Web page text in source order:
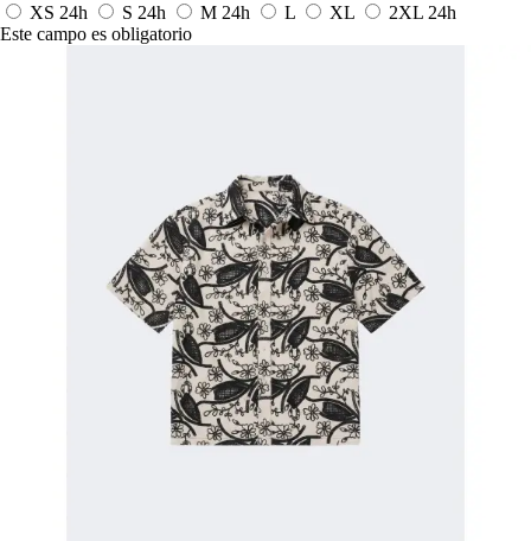
XS 24h S 24h M 24h L XL 2XL 24h
Este campo es obligatorio